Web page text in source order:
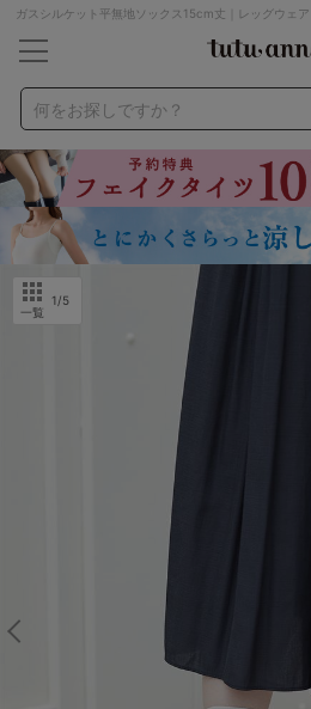
ガスシルケット平無地ソックス15cm丈｜レッグウェア
何をお探しですか？
ナイトブラ ノンワイヤー 特盛ブラ
折り畳み
パジャマ ストッキング
ルームウェア
育乳ブラ
カテゴリから探す
一覧
1/5